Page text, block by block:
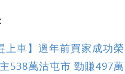
上車】過年前買家成功
538萬沽屯市 勁賺497萬